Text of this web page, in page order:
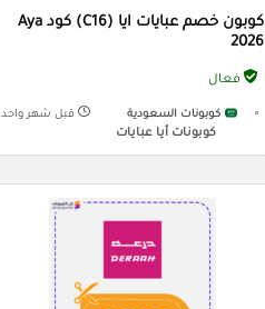
كوبون خصم عبايات ايا (C16) كود Aya
2026
فعال
كوبونات السعودية
كوبونات أيا عبايات
قبل شهر واحد